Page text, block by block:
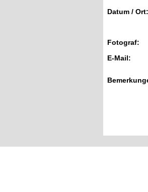
Datum / Ort:
Fotograf:
E-Mail: